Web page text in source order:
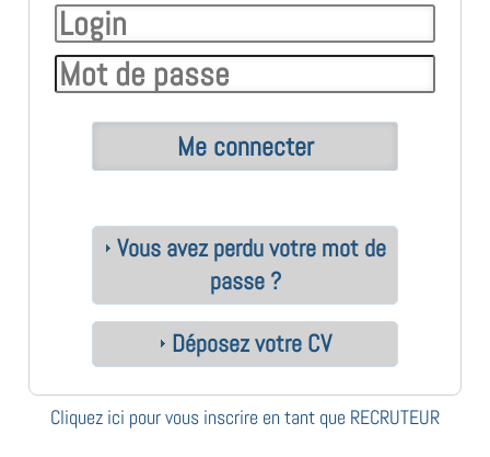
Vous avez perdu votre mot de
passe ?
Déposez votre CV
Cliquez ici pour vous inscrire en tant que RECRUTEUR